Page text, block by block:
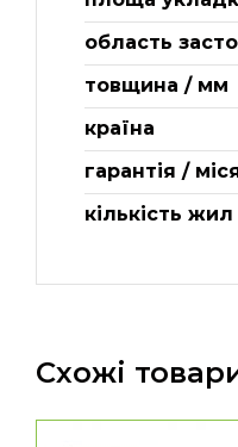
область
товщина / мм
країна
гарантія /
кількість жил
Схожі